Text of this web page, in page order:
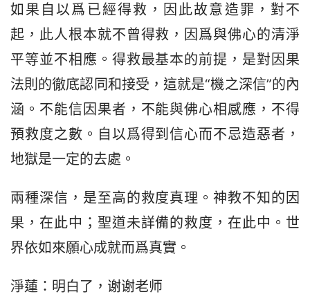
如果自以爲已經得救，因此故意造罪，對不
起，此人根本就不曾得救，因爲與佛心的清淨
平等並不相應。得救最基本的前提，是對因果
法則的徹底認同和接受，這就是“機之深信”的內
涵。不能信因果者，不能與佛心相感應，不得
預救度之數。自以爲得到信心而不忌造惡者，
地獄是一定的去處。
兩種深信，是至高的救度真理。神教不知的因
果，在此中；聖道未詳備的救度，在此中。世
界依如來願心成就而爲真實。
淨蓮：明白了，谢谢老师